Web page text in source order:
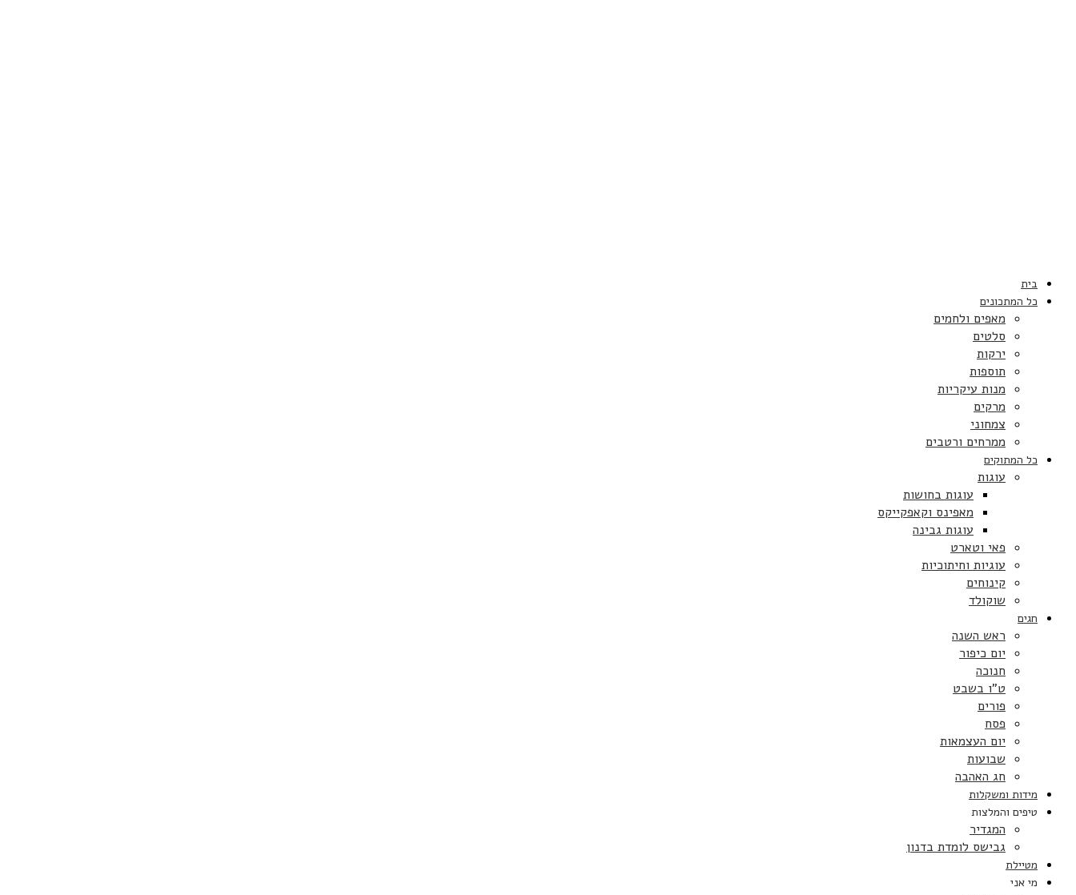
בית
כל המתכונים
מאפים ולחמים
סלטים
ירקות
תוספות
מנות עיקריות
מרקים
צמחוני
ממרחים ורטבים
כל המתוקים
עוגות
עוגות בחושות
מאפינס וקאפקייקס
עוגות גבינה
פאי וטארט
עוגיות וחיתוכיות
קינוחים
שוקולד
חגים
ראש השנה
יום כיפור
חנוכה
ט”ו בשבט
פורים
פסח
יום העצמאות
שבועות
חג האהבה
מידות ומשקלות
טיפים והמלצות
המגדיר
גבישס לומדת בדנון
מטיילת
מי אני